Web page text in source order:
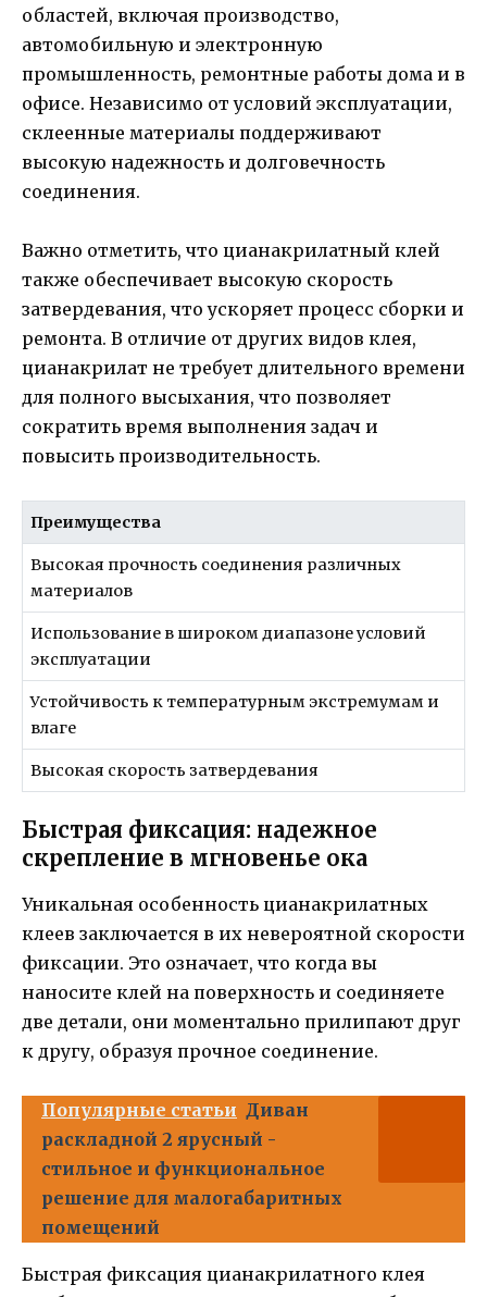
областей, включая производство,
автомобильную и электронную
промышленность, ремонтные работы дома и в
офисе. Независимо от условий эксплуатации,
склеенные материалы поддерживают
высокую надежность и долговечность
соединения.
Важно отметить, что цианакрилатный клей
также обеспечивает высокую скорость
затвердевания, что ускоряет процесс сборки и
ремонта. В отличие от других видов клея,
цианакрилат не требует длительного времени
для полного высыхания, что позволяет
сократить время выполнения задач и
повысить производительность.
Преимущества
Высокая прочность соединения различных
материалов
Использование в широком диапазоне условий
эксплуатации
Устойчивость к температурным экстремумам и
влаге
Высокая скорость затвердевания
Быстрая фиксация: надежное
скрепление в мгновенье ока
Уникальная особенность цианакрилатных
клеев заключается в их невероятной скорости
фиксации. Это означает, что когда вы
наносите клей на поверхность и соединяете
две детали, они моментально прилипают друг
к другу, образуя прочное соединение.
Популярные статьи Диван
раскладной 2 ярусный -
стильное и функциональное
решение для малогабаритных
помещений
Быстрая фиксация цианакрилатного клея